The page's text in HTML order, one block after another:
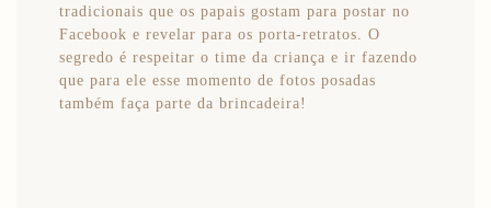
tradicionais que os papais gostam para postar no
Facebook e revelar para os porta-retratos. O
segredo é respeitar o time da criança e ir fazendo
que para ele esse momento de fotos posadas
também faça parte da brincadeira!